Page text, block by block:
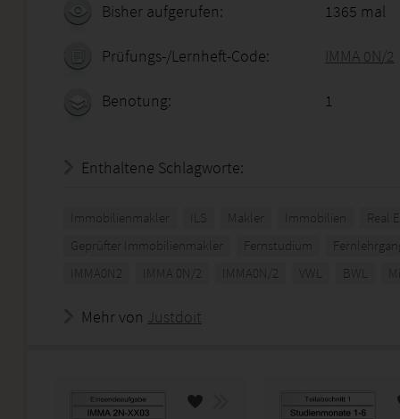
Bisher aufgerufen: 1365 mal
Prüfungs-/Lernheft-Code: IMMA 0N/2
Benotung: 1
Enthaltene Schlagworte:
Immobilienmakler ILS Makler Immobilien
Real
Geprüfter Immobilienmakler
Fernstudium
IMMA0N2
IMMA 0N/2 IMMA0N/2 VWL BWL
Mehr von Justdoit